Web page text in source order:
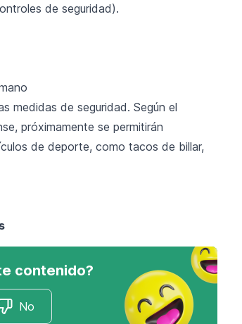
de seguridad).
medidas de seguridad. Según el
próximamente se permitirán
de deporte, como tacos de billar,
contenido?
No